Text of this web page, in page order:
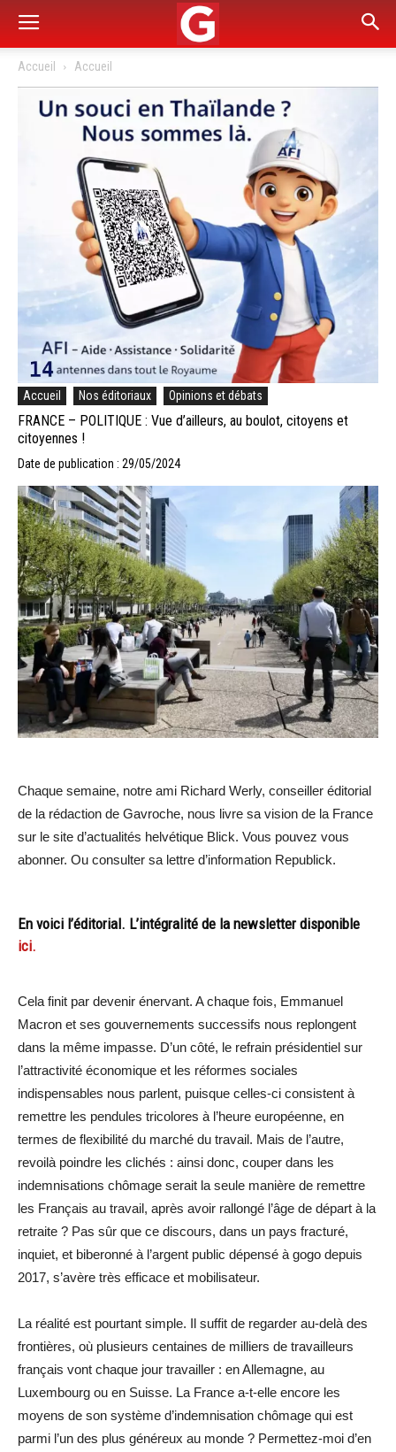
Accueil Accueil
Accueil Nos éditoriaux Opinions et débats
FRANCE – POLITIQUE : Vue d’ailleurs, au boulot, citoyens et
citoyennes !
Date de publication : 29/05/2024
Chaque semaine, notre ami Richard Werly, conseiller éditorial
de la rédaction de Gavroche, nous livre sa vision de la France
sur le site d’actualités helvétique Blick. Vous pouvez vous
abonner. Ou consulter sa lettre d’information Republick.
En voici l’éditorial. L’intégralité de la newsletter disponible
ici.
Cela finit par devenir énervant. A chaque fois, Emmanuel
Macron et ses gouvernements successifs nous replongent
dans la même impasse. D’un côté, le refrain présidentiel sur
l’attractivité économique et les réformes sociales
indispensables nous parlent, puisque celles-ci consistent à
remettre les pendules tricolores à l’heure européenne, en
termes de flexibilité du marché du travail. Mais de l’autre,
revoilà poindre les clichés : ainsi donc, couper dans les
indemnisations chômage serait la seule manière de remettre
les Français au travail, après avoir rallongé l’âge de départ à la
retraite ? Pas sûr que ce discours, dans un pays fracturé,
inquiet, et biberonné à l’argent public dépensé à gogo depuis
2017, s’avère très efficace et mobilisateur.
La réalité est pourtant simple. Il suffit de regarder au-delà des
frontières, où plusieurs centaines de milliers de travailleurs
français vont chaque jour travailler : en Allemagne, au
Luxembourg ou en Suisse. La France a-t-elle encore les
moyens de son système d’indemnisation chômage qui est
parmi l’un des plus généreux au monde ? Permettez-moi d’en